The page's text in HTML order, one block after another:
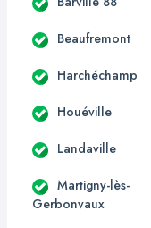
Beaufremont
Harchéchamp
Houéville
Landaville
Martigny-lès-
Gerbonvaux